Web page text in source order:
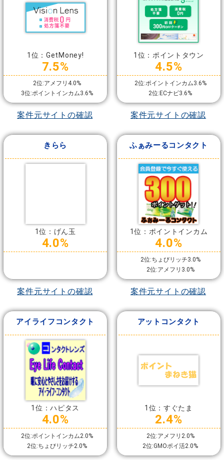
1位：GetMoney!
7.5%
2位:アメフリ4.0%
3位:ポイントインカム3.6%
案件元サイトの確認
1位：ポイントタウン
4.5%
2位:ポイントインカム3.6%
2位:ECナビ3.6%
案件元サイトの確認
きらら
1位：げん玉
4.0%
案件元サイトの確認
ふぁみーるコンタクト
1位：ポイントインカム
4.0%
2位:ちょびリッチ3.0%
2位:アメフリ3.0%
案件元サイトの確認
アイライフコンタクト
1位：ハピタス
4.0%
2位:ポイントインカム2.0%
2位:ちょびリッチ2.0%
アットコンタクト
1位：すぐたま
2.4%
2位:アメフリ2.0%
2位:GMOポイ活2.0%